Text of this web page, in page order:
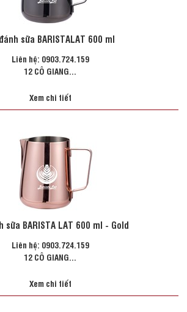
sữa BARISTALAT 600 ml
Liên hệ: 0903.724.159
12 CÔ GIANG...
Xem chi tiết
sữa BARISTA LAT 600 ml - Gold
Liên hệ: 0903.724.159
12 CÔ GIANG...
Xem chi tiết